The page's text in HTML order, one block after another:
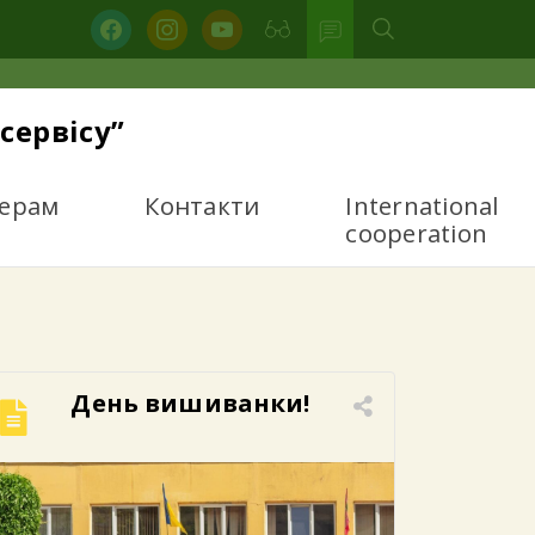
facebookinstagramyoutube
Контакти
International
cooperation
День вишиванки!